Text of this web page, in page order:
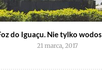
do Iguaçu. Nie tylko
21 marca, 2017